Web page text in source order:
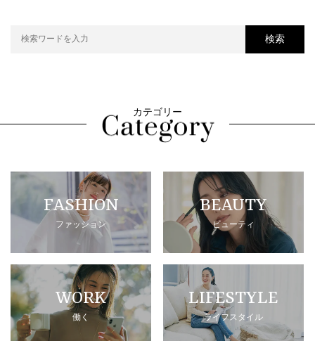
検索
カテゴリー
FASHION
ファッション
BEAUTY
ビューティ
WORK
働く
LIFESTYLE
ライフスタイル